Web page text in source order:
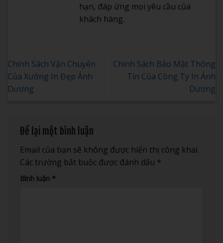
hạn, đáp ứng mọi yêu cầu của
khách hàng.
Chính Sách Vận Chuyển
Của Xưởng In Đẹp Ánh
Dương
Chính Sách Bảo Mật Thông
Tin Của Công Ty In Ánh
Dương
Để lại một bình luận
Email của bạn sẽ không được hiển thị công khai.
Các trường bắt buộc được đánh dấu *
Bình luận *